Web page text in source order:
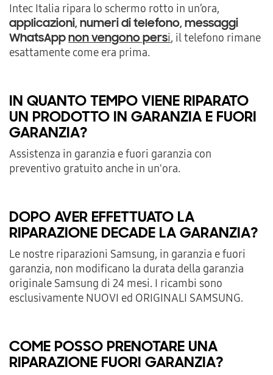
Intec Italia ripara lo schermo rotto in un’ora,
applicazioni, numeri di telefono, messaggi
WhatsAppnon vengono persi, il telefono rimane
esattamente come era prima.
IN QUANTO TEMPO VIENE RIPARATO
UN PRODOTTO IN GARANZIA E FUORI
GARANZIA?
Assistenza in garanzia e fuori garanzia con
preventivo gratuito anche in un'ora.
DOPO AVER EFFETTUATO LA
RIPARAZIONE DECADE LA GARANZIA?
Le nostre riparazioni Samsung, in garanzia e fuori
garanzia, non modificano la durata della garanzia
originale Samsung di 24 mesi. I ricambi sono
esclusivamente NUOVI ed ORIGINALI SAMSUNG.
COME POSSO PRENOTARE UNA
RIPARAZIONE FUORI GARANZIA?